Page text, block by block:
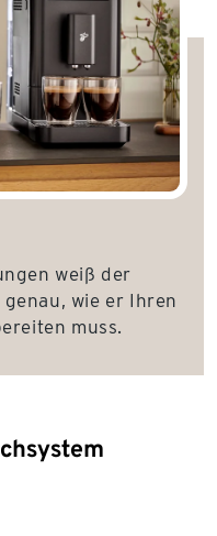
weiß der
wie er Ihren
muss.